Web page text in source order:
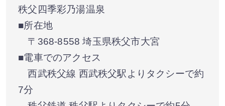
秩父四季彩乃湯温泉
■所在地
〒368-8558 埼玉県秩父市大宮
■電車でのアクセス
西武秩父線 西武秩父駅よりタクシーで約
7分